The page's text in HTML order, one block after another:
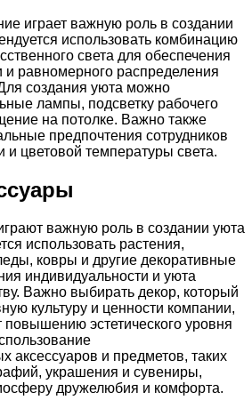
играет важную роль в создании
использовать комбинацию
света для обеспечения
и равномерного распределения
создания уюта можно
лампы, подсветку рабочего
на потолке. Важно также
предпочтения сотрудников
и цветовой температуры света.
важную роль в создании уюта
использовать растения,
ковры и другие декоративные
индивидуальности и уюта
Важно выбирать декор, который
культуру и ценности компании,
повышению эстетического уровня
аксессуаров и предметов, таких
украшения и сувениры,
дружелюбия и комфорта.